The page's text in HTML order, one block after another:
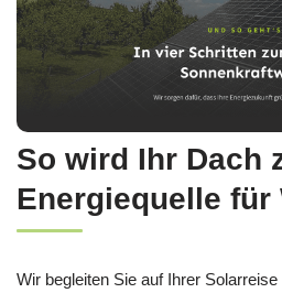
So wird Ihr Dach
Energiequelle für
Wir begleiten Sie auf Ihrer